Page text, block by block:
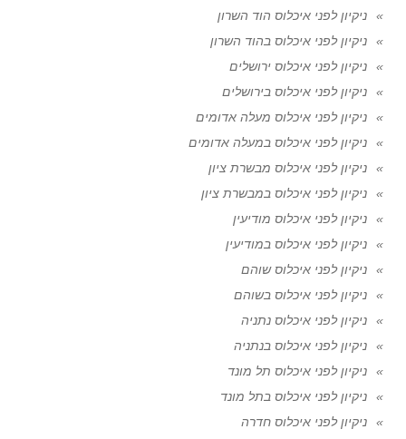
ניקיון לפני איכלוס הוד השרון
ניקיון לפני איכלוס בהוד השרון
ניקיון לפני איכלוס ירושלים
ניקיון לפני איכלוס בירושלים
ניקיון לפני איכלוס מעלה אדומים
ניקיון לפני איכלוס במעלה אדומים
ניקיון לפני איכלוס מבשרת ציון
ניקיון לפני איכלוס במבשרת ציון
ניקיון לפני איכלוס מודיעין
ניקיון לפני איכלוס במודיעין
ניקיון לפני איכלוס שוהם
ניקיון לפני איכלוס בשוהם
ניקיון לפני איכלוס נתניה
ניקיון לפני איכלוס בנתניה
ניקיון לפני איכלוס תל מונד
ניקיון לפני איכלוס בתל מונד
ניקיון לפני איכלוס חדרה